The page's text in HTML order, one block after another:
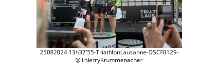
25082024.13h37'55-TriathlonLausanne-DSCF0129-
@ThierryKrummenacher